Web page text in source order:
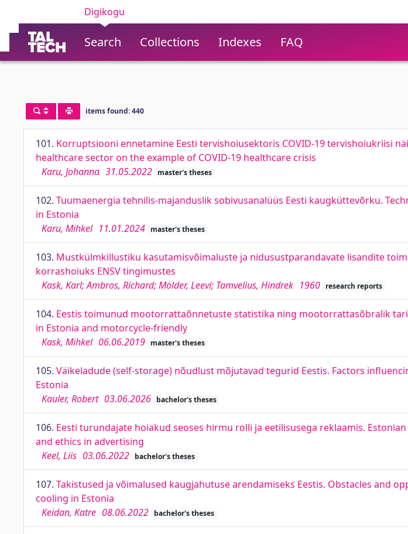
Digikogu
Search Collections Indexes FAQ
items found: 440
101. Korruptsiooni ennetamine Eesti tervishoiusektoris COVID-19 tervishoiukriisi
healthcare sector on the example of COVID-19 healthcare crisis
Karu, Johanna 31.05.2022 master's theses
102. Tuumaenergia tehnilis-majanduslik sobivusanalüüs Eesti kaugküttevõrku.
in Estonia
Karu, Mihkel 11.01.2024 master's theses
103. Mustkülmkillustiku kasutamisvõimaluste ja nidusustparandavate lisandite
korrashoiuks ENSV tingimustes
Kask, Karl; Ambros, Richard; Mölder, Leevi; Tamvelius, Hindrek 1960 research reports
104. Eestis toimunud mootorrattaõnnetuste statistika ning mootorrattasõbralik
in Estonia and motorcycle-friendly
Kask, Mihkel 06.06.2019 master's theses
105. Väikeladude (self-storage) nõudlust mõjutavad tegurid Eestis. Factors
Estonia
Kauler, Robert 03.06.2026 bachelor's theses
106. Eesti turundajate hoiakud seoses hirmu rolli ja eetilisusega reklaamis.
and ethics in advertising
Keel, Liis 03.06.2022 bachelor's theses
107. Takistused ja võimalused kaugjahutuse arendamiseks Eestis. Obstacles and
cooling in Estonia
Keidan, Katre 08.06.2022 bachelor's theses